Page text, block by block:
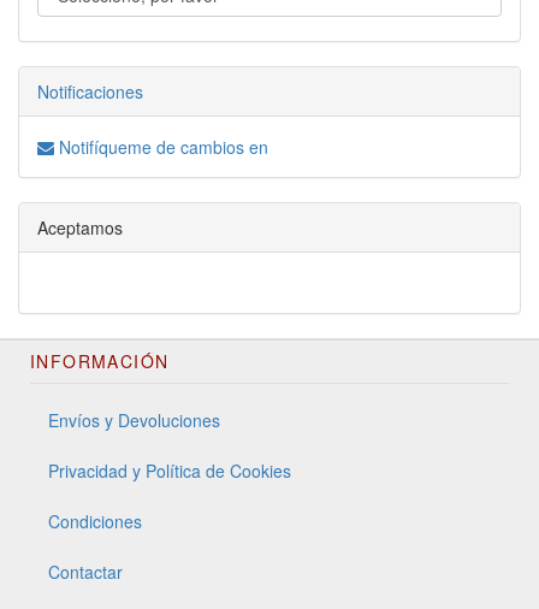
Notificaciones
Notifíqueme de cambios en
Aceptamos
INFORMACIÓN
Envíos y Devoluciones
Privacidad y Política de Cookies
Condiciones
Contactar